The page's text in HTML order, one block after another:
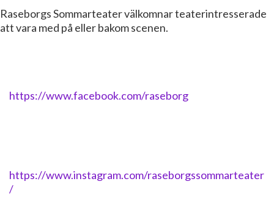
Raseborgs Sommarteater välkomnar teaterintresserade
att vara med på eller bakom scenen.
https://www.facebook.com/raseborg
https://www.instagram.com/raseborgssommarteater
/